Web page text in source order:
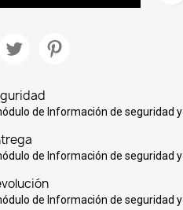
de Información de seguridad
de Información de seguridad
de Información de seguridad